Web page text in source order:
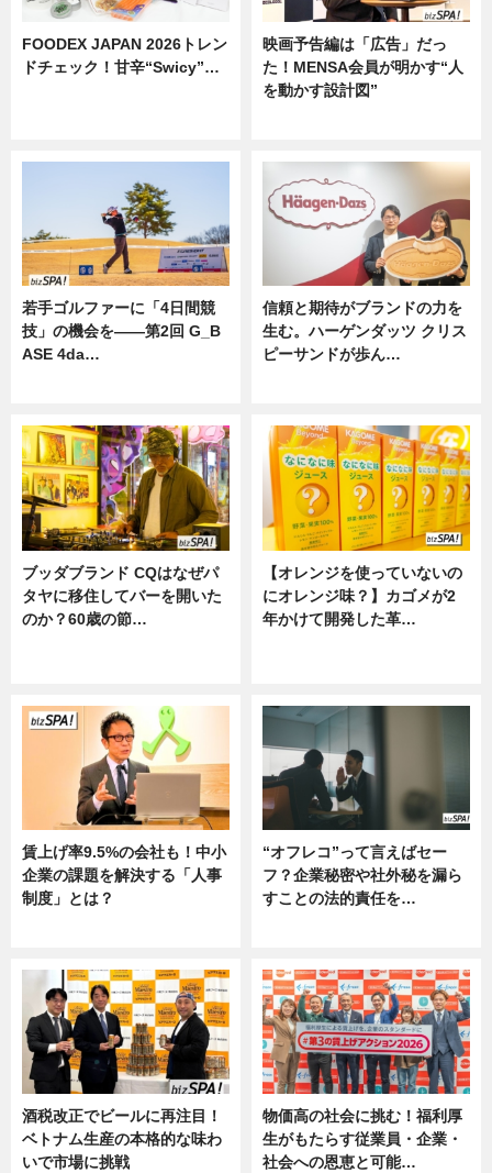
FOODEX JAPAN 2026トレン
ドチェック！甘辛“Swicy”…
映画予告編は「広告」だっ
た！MENSA会員が明かす“人
を動かす設計図”
若手ゴルファーに「4日間競
技」の機会を——第2回 G_B
ASE 4da…
信頼と期待がブランドの力を
生む。ハーゲンダッツ クリス
ピーサンドが歩ん…
ブッダブランド CQはなぜパ
タヤに移住してバーを開いた
のか？60歳の節…
【オレンジを使っていないの
にオレンジ味？】カゴメが2
年かけて開発した革…
賃上げ率9.5%の会社も！中小
企業の課題を解決する「人事
制度」とは？
“オフレコ”って言えばセー
フ？企業秘密や社外秘を漏ら
すことの法的責任を…
酒税改正でビールに再注目！
ベトナム生産の本格的な味わ
いで市場に挑戦
物価高の社会に挑む！福利厚
生がもたらす従業員・企業・
社会への恩恵と可能…